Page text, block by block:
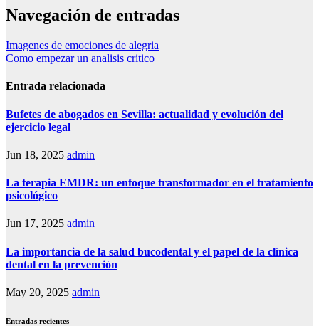
Navegación de entradas
Imagenes de emociones de alegria
Como empezar un analisis critico
Entrada relacionada
Bufetes de abogados en Sevilla: actualidad y evolución del
ejercicio legal
Jun 18, 2025 admin
La terapia EMDR: un enfoque transformador en el tratamiento
psicológico
Jun 17, 2025 admin
La importancia de la salud bucodental y el papel de la clínica
dental en la prevención
May 20, 2025 admin
Entradas recientes